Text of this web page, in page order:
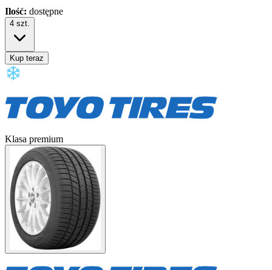
Ilość: dostępne
4 szt.
Kup teraz
Klasa premium